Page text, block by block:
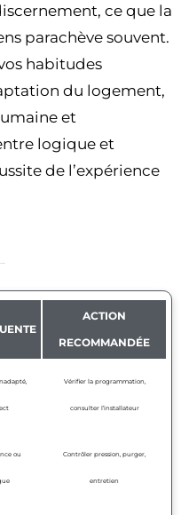
ce que la
parachève souvent.
habitudes
du logement,
et
logique et
de l’expérience
ACTION
RECOMMANDÉE
Vérifier la programmation,
consulter l’installateur
ou Contrôler pression, purger,
entretien